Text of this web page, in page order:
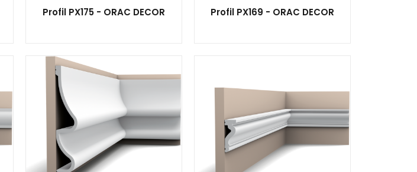
Profil PX175 - ORAC DECOR Profil PX169 - ORAC DECOR